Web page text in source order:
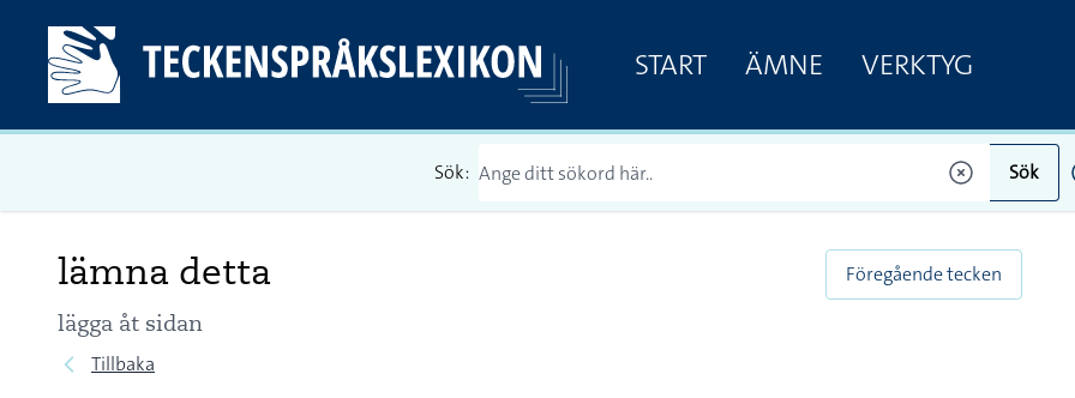
START ÄMNE VERKTYG
Sök: Sök
lämna detta
lägga åt sidan
Tillbaka
Föregående tecken